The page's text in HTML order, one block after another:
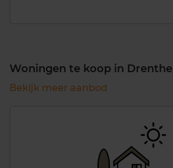
Woningen te koop in Drenthe
Bekijk meer aanbod